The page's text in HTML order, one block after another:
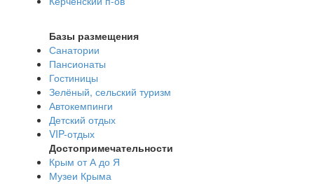
Базы размещения
Санатории
Пансионаты
Гостиницы
Зелёный, сельский туризм
Автокемпинги
Детский отдых
VIP-отдых
Достопримечательности
Крым от А до Я
Музеи Крыма